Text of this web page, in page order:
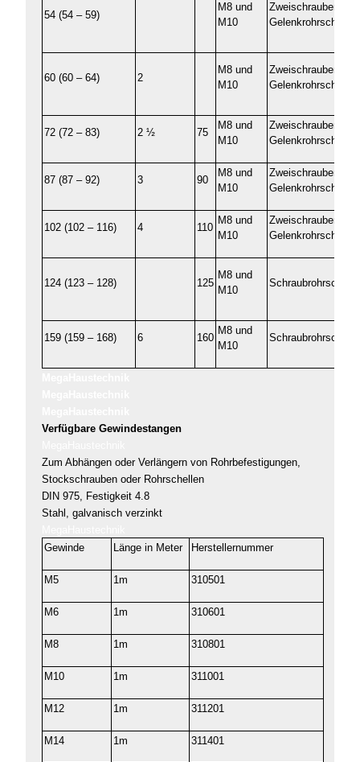
54 (54 – 59)
M8 und
M10
Zweischrauben-
Gelenkrohrschelle
60 (60 – 64) 2
M8 und
M10
Zweischrauben-
Gelenkrohrschelle
72 (72 – 83) 2 ½ 75
M8 und
M10
Zweischrauben-
Gelenkrohrschelle
87 (87 – 92) 3 90
M8 und
M10
Zweischrauben-
Gelenkrohrschelle
102 (102 – 116) 4 110
M8 und
M10
Zweischrauben-
Gelenkrohrschelle
124 (123 – 128) 125
M8 und
M10
159 (159 – 168) 6 160
M8 und
M10
Verfügbare Gewindestangen
Zum Abhängen oder Verlängern von Rohrbefestigungen,
Stockschrauben oder Rohrschellen
DIN 975, Festigkeit 4.8
Stahl, galvanisch verzinkt
Gewinde
Länge in Meter Herstellernummer
M5 1m 310501
M6 1m 310601
M8 1m 310801
M10 1m 311001
M12 1m 311201
M14 1m 311401